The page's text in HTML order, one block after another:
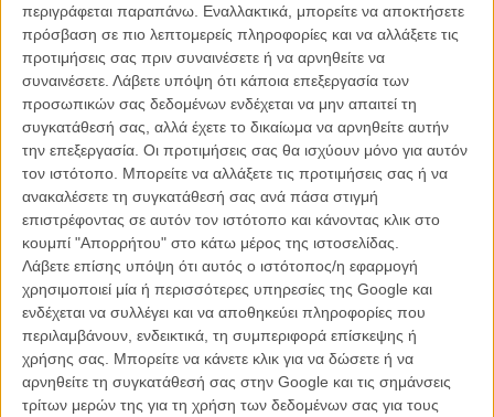
περιγράφεται παραπάνω. Εναλλακτικά, μπορείτε να αποκτήσετε
πρόσβαση σε πιο λεπτομερείς πληροφορίες και να αλλάξετε τις
προτιμήσεις σας πριν συναινέσετε ή να αρνηθείτε να
συναινέσετε. Λάβετε υπόψη ότι κάποια επεξεργασία των
προσωπικών σας δεδομένων ενδέχεται να μην απαιτεί τη
συγκατάθεσή σας, αλλά έχετε το δικαίωμα να αρνηθείτε αυτήν
την επεξεργασία. Οι προτιμήσεις σας θα ισχύουν μόνο για αυτόν
τον ιστότοπο. Μπορείτε να αλλάξετε τις προτιμήσεις σας ή να
ανακαλέσετε τη συγκατάθεσή σας ανά πάσα στιγμή
επιστρέφοντας σε αυτόν τον ιστότοπο και κάνοντας κλικ στο
κουμπί "Απορρήτου" στο κάτω μέρος της ιστοσελίδας.
Λάβετε επίσης υπόψη ότι αυτός ο ιστότοπος/η εφαρμογή
χρησιμοποιεί μία ή περισσότερες υπηρεσίες της Google και
ενδέχεται να συλλέγει και να αποθηκεύει πληροφορίες που
περιλαμβάνουν, ενδεικτικά, τη συμπεριφορά επίσκεψης ή
χρήσης σας. Μπορείτε να κάνετε κλικ για να δώσετε ή να
αρνηθείτε τη συγκατάθεσή σας στην Google και τις σημάνσεις
τρίτων μερών της για τη χρήση των δεδομένων σας για τους
Με αφορμή την προτροπή της Κάρι Φίσερ στη νέα πρωταγωνίστρια
του «Πολέμου των Αστρων» του Τζέι Τζέι Εϊμπραμς, την Ντέιζι
Ρίντλεϊ, «μη γίνεις κι εσύ σκλάβα σαν κι εμένα!», αναφερόμενη στο
κατά φεμινιστική ομολογία σεξιστικό ρούχο, το μπικίνι της
Πριγκίπισσας επανήλθε στη δημοσιότητα. O καλλιτέχνης Τζέι Σκοτ
Κάμπελ, μάλιστα, που δουλεύει για τη Marvel, έγραψε στο facebook
ότι η Ρίντλεϊ δε θ' αντιμετωπίσει κανένα τέτοιο πρόβλημα, καθώς η
Disney αφαιρεί το συγκεκριμένο κοστούμι, όχι βέβαια από την παλιά
ταινία, αλλά απ' όλα τα προϊόντα του brand «Star Wars» που
πρόκειται να κυκλοφορήσουν από εδώ και στο εξής,
συμπληρώνοντας «Δεν μπορούμε, πια, ούτε να σχεδιάσουμε τη
Λέια σε κάποια σέξι πόζα, όχι να της φορέσουμε και το μπικίνι!»
Διαβάστε ακόμη:Η Εϊμι Σούμερ φέρνει (επιτέλους) το σέξι στον
«Πόλεμο των Αστρων»